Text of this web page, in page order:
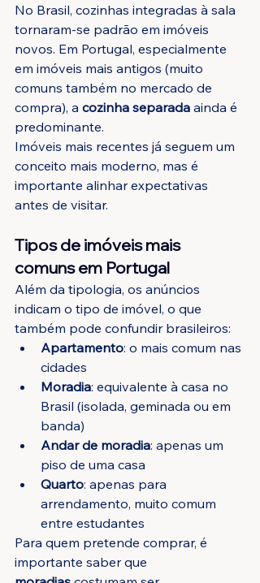
No Brasil, cozinhas integradas à sala
tornaram-se padrão em imóveis
novos. Em Portugal, especialmente
em imóveis mais antigos (muito
comuns também no mercado de
compra), a cozinha separada ainda é
predominante.
Imóveis mais recentes já seguem um
conceito mais moderno, mas é
importante alinhar expectativas
antes de visitar.
Tipos de imóveis mais
comuns em Portugal
Além da tipologia, os anúncios
indicam o tipo de imóvel, o que
também pode confundir brasileiros:
Apartamento: o mais comum nas
cidades
Moradia: equivalente à casa no
Brasil (isolada, geminada ou em
banda)
Andar de moradia: apenas um
piso de uma casa
Quarto: apenas para
arrendamento, muito comum
entre estudantes
Para quem pretende comprar, é
importante saber que